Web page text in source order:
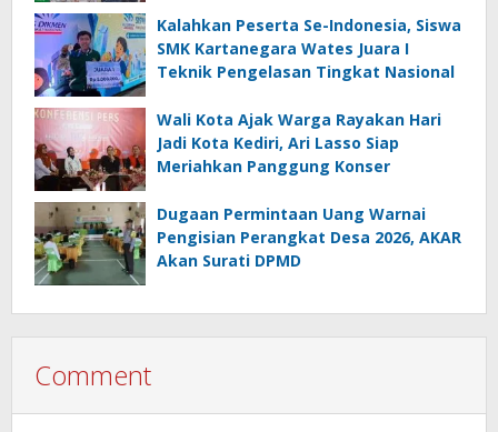
Kalahkan Peserta Se-Indonesia, Siswa
SMK Kartanegara Wates Juara I
Teknik Pengelasan Tingkat Nasional
Wali Kota Ajak Warga Rayakan Hari
Jadi Kota Kediri, Ari Lasso Siap
Meriahkan Panggung Konser
Dugaan Permintaan Uang Warnai
Pengisian Perangkat Desa 2026, AKAR
Akan Surati DPMD
Comment